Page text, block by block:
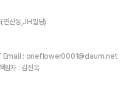
연산동,JH빌딩)
: oneflower0001@daum.net
임자 : 김진옥